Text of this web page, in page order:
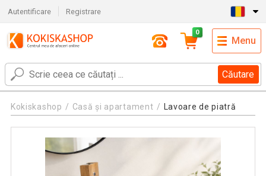
Autentificare Registrare
Căutare
0
Menu
Kokiskashop Casă și apartament Lavoare de piatră